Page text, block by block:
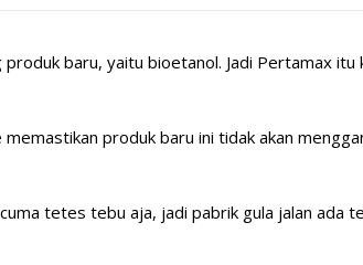
produk baru, yaitu bioetanol. Jadi Pertamax
produk baru ini tidak akan
tetes tebu aja, jadi pabrik gula jalan ada